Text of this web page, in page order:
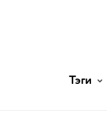
Тэги